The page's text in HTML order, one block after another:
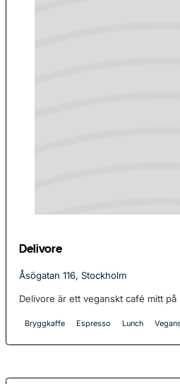
Delivore
Åsögatan 116, Stockholm
Delivore är ett veganskt café mitt
Bryggkaffe Espresso Lunch